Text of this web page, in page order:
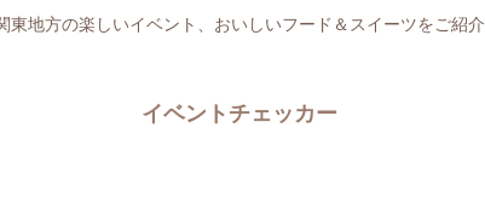
東地方の楽しいイベント、おいしいフード＆スイーツをご紹介
イベントチェッカー